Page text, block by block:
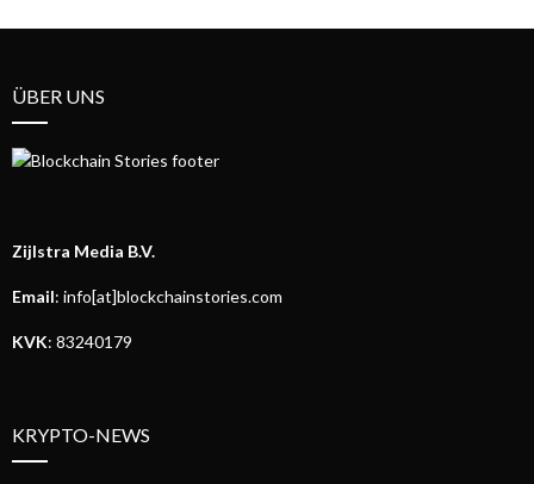
ÜBER UNS
Zijlstra Media B.V.
Email: info[at]blockchainstories.com
KVK: 83240179
KRYPTO-NEWS